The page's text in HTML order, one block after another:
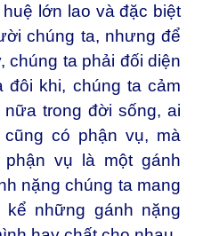
lớn lao và đặc biệt
chúng ta, nhưng để
chúng ta phải đối diện
đôi khi, chúng ta cảm
trong đời sống, ai
có phận vụ, mà
vụ là một gánh
nặng chúng ta mang
những gánh nặng